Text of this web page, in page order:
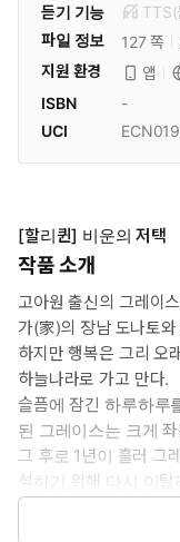
듣기 기능
TTS(
파일 정보
127 쪽
지원 환경
앱
ISBN
-
UCI
[할리퀸] 비운의 저택
작품 소개
고아원 출신의 그레이
가(家)의 장남 도나토
하지만 행복은 그리 오
하늘나라로 가고 만다.
슬픔에 잠긴 하루하루
된 그레이스는 크게
그 후로 1년이 흘러 그
석하기 위해 다시 이탈
변함없이 매력적이고